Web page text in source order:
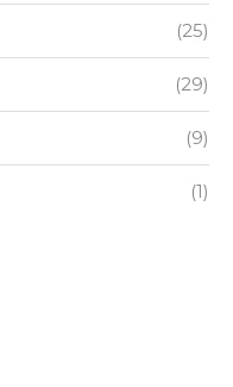
(25)
(29)
(9)
(1)